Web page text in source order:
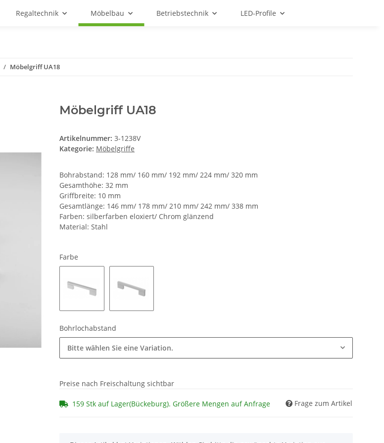
Regaltechnik Möbelbau Betriebstechnik LED-Profile
Möbelgriff UA18
Möbelgriff UA18
Artikelnummer: 3-1238V
Kategorie: Möbelgriffe
Bohrabstand: 128 mm/ 160 mm/ 192 mm/ 224 mm/ 320 mm
Gesamthöhe: 32 mm
Griffbreite: 10 mm
Gesamtlänge: 146 mm/ 178 mm/ 210 mm/ 242 mm/ 338 mm
Farben: silberfarben eloxiert/ Chrom glänzend
Material: Stahl
Farbe
Bohrlochabstand
Bitte wählen Sie eine Variation.
Preise nach Freischaltung sichtbar
159 Stk auf Lager(Bückeburg). Größere Mengen auf Anfrage Frage zum Artikel